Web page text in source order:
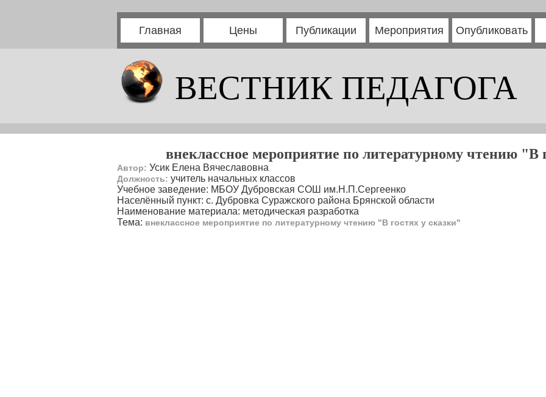
Главная Цены Публикации Мероприятия Опубликовать
ВЕСТНИК ПЕДАГОГА
внеклассное мероприятие по литературному чтению "В
Автор: Усик Елена Вячеславовна
Должность: учитель начальных классов
Учебное заведение: МБОУ Дубровская СОШ им.Н.П.Сергеенко
Населённый пункт: с. Дубровка Суражского района Брянской области
Наименование материала: методическая разработка
Тема: внеклассное мероприятие по литературному чтению "В гостях у сказки"